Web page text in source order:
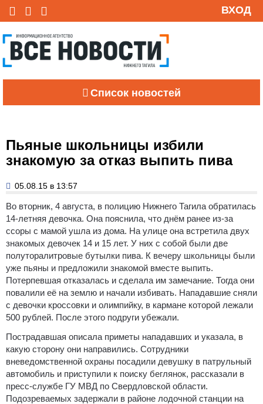
ВХОД
Список новостей
Пьяные школьницы избили
знакомую за отказ выпить пива
05.08.15 в 13:57
Во вторник, 4 августа, в полицию Нижнего Тагила обратилась
14-летняя девочка. Она пояснила, что днём ранее из-за
ссоры с мамой ушла из дома. На улице она встретила двух
знакомых девочек 14 и 15 лет. У них с собой были две
полуторалитровые бутылки пива. К вечеру школьницы были
уже пьяны и предложили знакомой вместе выпить.
Потерпевшая отказалась и сделала им замечание. Тогда они
повалили её на землю и начали избивать. Нападавшие сняли
с девочки кроссовки и олимпийку, в кармане которой лежали
500 рублей. После этого подруги убежали.
Пострадавшая описала приметы нападавших и указала, в
какую сторону они направились. Сотрудники
вневедомственной охраны посадили девушку в патрульный
автомобиль и приступили к поиску беглянок, рассказали в
пресс-службе ГУ МВД по Свердловской области.
Подозреваемых задержали в районе лодочной станции на